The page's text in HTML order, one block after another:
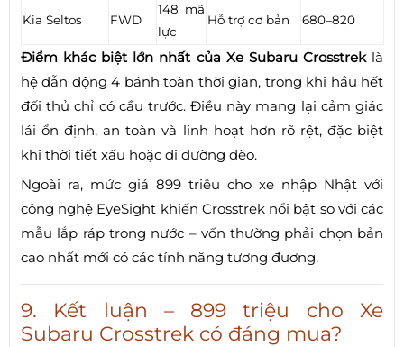
Kia Seltos FWD
148 mã
lực
Hỗ trợ cơ bản 680–820
Điểm khác biệt lớn nhất của Xe Subaru Crosstreklà
hệ dẫn động 4 bánh toàn thời gian, trong khi hầu hết
đối thủ chỉ có cầu trước. Điều này mang lại cảm giác
lái ổn định, an toàn và linh hoạt hơn rõ rệt, đặc biệt
khi thời tiết xấu hoặc đi đường đèo.
Ngoài ra, mức giá 899 triệu cho xe nhập Nhật với
công nghệ EyeSight khiến Crosstrek nổi bật so với các
mẫu lắp ráp trong nước – vốn thường phải chọn bản
cao nhất mới có các tính năng tương đương.
9. Kết luận – 899 triệu cho Xe
Subaru Crosstrek có đáng mua?